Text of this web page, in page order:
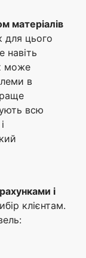
матеріалів
цього
навіть
може
в
всю
і
клієнтам.